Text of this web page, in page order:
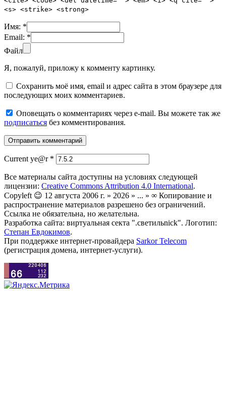
<s> <strike> <strong>
Имя: *
Email: *
Файл
Я, пожалуй, приложу к комменту картинку.
Сохранить моё имя, email и адрес сайта в этом браузере для
последующих моих комментариев.
Оповещать о комментариях через e-mail. Вы можете так же
подписаться без комментирования.
Current ye@r *
Все материалы сайта доступны на условиях следующей
лицензии: Creative Commons Attribution 4.0 International.
Copyleft 😉 12 августа 2006 г. » 2026 » ... » ∞ Копирование и
распространение материалов разрешено без ограничений.
Ссылка не обязательна, но желательна.
Разработка сайта: виртуальная секта ".светильnick". Логотип:
Степан Евдокимов.
При поддержке интернет-провайдера Sarkor Telecom
(регистрация домена, интернет-услуги).